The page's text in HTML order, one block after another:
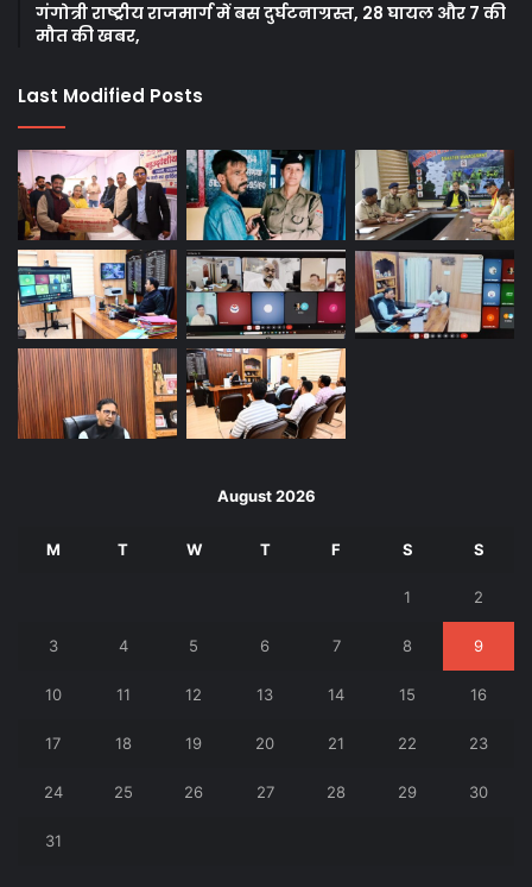
गंगोत्री राष्ट्रीय राजमार्ग में बस दुर्घटनाग्रस्त, 28 घायल और 7 की
मौत की खबर,
Last Modified Posts
August 2026
M T W T F S S
1 2
3 4 5 6 7 8 9
10 11 12 13 14 15 16
17 18 19 20 21 22 23
24 25 26 27 28 29 30
31